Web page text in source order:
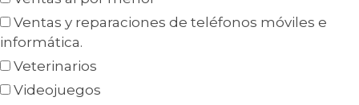
Ventas y reparaciones de teléfonos móviles e
informática.
Veterinarios
Videojuegos